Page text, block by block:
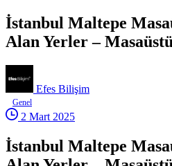
İstanbul Maltepe
Alan Yerler –
Efes Bilişim
Genel
2 Mart 2025
İstanbul Maltepe